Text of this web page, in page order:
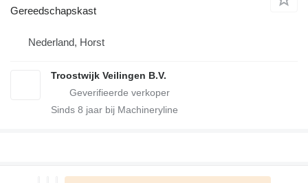
Gereedschapskast
Nederland, Horst
Troostwijk Veilingen B.V.
Sinds 8 jaar bij Machineryline